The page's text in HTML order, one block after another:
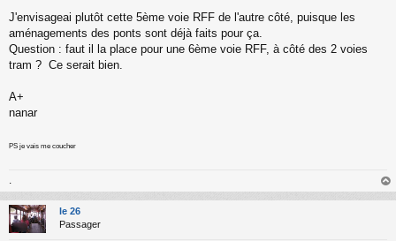
s
g
e
n
n
u
J'envisageai plutôt cette 5ème voie RFF de l'autre côté, puisque les
aménagements des ponts sont déjà faits pour ça.
Question : faut il la place pour une 6ème voie RFF, à côté des 2 voies
tram ? Ce serait bien.
A+
nanar
PS je vais me coucher
au
le 26
Passager